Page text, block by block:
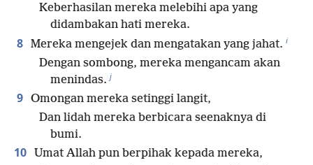
Keberhasilan mereka melebihi apa yang
didambakan hati mereka.
8 Mereka mengejek dan mengatakan yang jahat. i
Dengan sombong, mereka mengancam akan
menindas. j
9 Omongan mereka setinggi langit,
Dan lidah mereka berbicara seenaknya di
bumi.
10
Umat Allah pun berpihak kepada mereka,